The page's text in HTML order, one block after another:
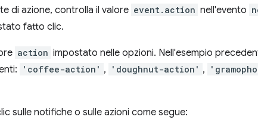
di azione, controlla il valore event.action nell'evento
fatto clic.
action impostato nelle opzioni. Nell'esempio
'coffee-action' , 'doughnut-action' ,
sulle notifiche o sulle azioni come segue: